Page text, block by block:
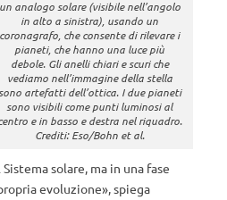
un analogo solare (visibile nell’angolo
in alto a sinistra), usando un
coronagrafo, che consente di rilevare i
pianeti, che hanno una luce più
debole. Gli anelli chiari e scuri che
vediamo nell’immagine della stella
sono artefatti dell’ottica. I due pianeti
sono visibili come punti luminosi al
e in basso e destra nel riquadro.
Crediti: Eso/Bohn et al.
solare, ma in una fase
evoluzione», spiega